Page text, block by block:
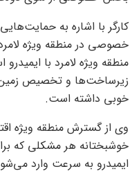
کارگر با اشاره به
خصوصی در منطقه ویژه
منطقه ویژه لامرد با
زیرساخت‌ها و تخصیص زمین
خوبی داشته است.
وی از گسترش منطقه ویژه
خوشبختانه هر مشکلی که
ایمیدرو به سرعت وارد